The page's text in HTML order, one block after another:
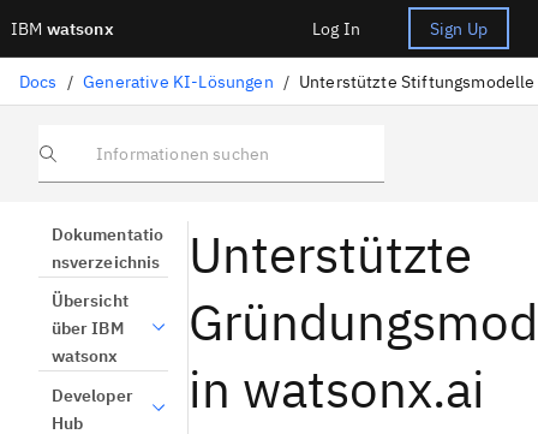
IBM watsonx Log In Sign Up
Docs / Generative KI-Lösungen / Unterstützte Stiftungsmodelle
Informationen suchen
Dokumentatio
nsverzeichnis
Übersicht
über IBM
watsonx
Developer
Hub
Unterstützte
in watsonx.ai